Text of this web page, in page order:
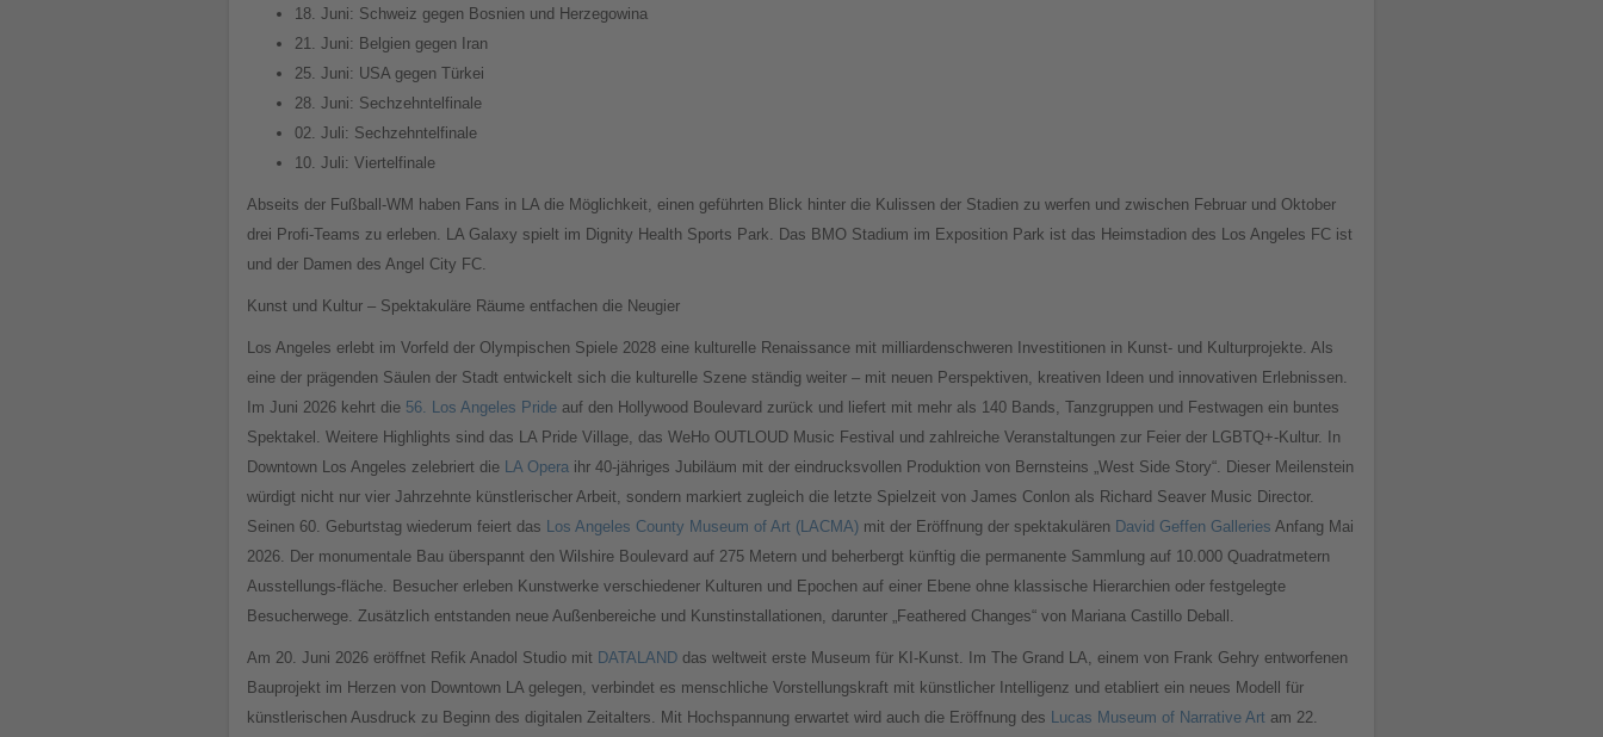
18. Juni: Schweiz gegen Bosnien und Herzegowina
21. Juni: Belgien gegen Iran
25. Juni: USA gegen Türkei
28. Juni: Sechzehntelfinale
02. Juli: Sechzehntelfinale
10. Juli: Viertelfinale
Abseits der Fußball-WM haben Fans in LA die Möglichkeit, einen geführten Blick hinter die Kulissen der Stadien zu werfen und zwischen Februar und Oktober
drei Profi-Teams zu erleben. LA Galaxy spielt im Dignity Health Sports Park. Das BMO Stadium im Exposition Park ist das Heimstadion des Los Angeles FC ist
und der Damen des Angel City FC.
Kunst und Kultur – Spektakuläre Räume entfachen die Neugier
Los Angeles erlebt im Vorfeld der Olympischen Spiele 2028 eine kulturelle Renaissance mit milliardenschweren Investitionen in Kunst- und Kulturprojekte. Als
eine der prägenden Säulen der Stadt entwickelt sich die kulturelle Szene ständig weiter – mit neuen Perspektiven, kreativen Ideen und innovativen Erlebnissen.
Im Juni 2026 kehrt die 56. Los Angeles Pride auf den Hollywood Boulevard zurück und liefert mit mehr als 140 Bands, Tanzgruppen und Festwagen ein buntes
Spektakel. Weitere Highlights sind das LA Pride Village, das WeHo OUTLOUD Music Festival und zahlreiche Veranstaltungen zur Feier der LGBTQ+-Kultur. In
Downtown Los Angeles zelebriert die LA Opera ihr 40-jähriges Jubiläum mit der eindrucksvollen Produktion von Bernsteins „West Side Story“. Dieser Meilenstein
würdigt nicht nur vier Jahrzehnte künstlerischer Arbeit, sondern markiert zugleich die letzte Spielzeit von James Conlon als Richard Seaver Music Director.
Seinen 60. Geburtstag wiederum feiert das Los Angeles County Museum of Art (LACMA) mit der Eröffnung der spektakulären David Geffen Galleries Anfang Mai
2026. Der monumentale Bau überspannt den Wilshire Boulevard auf 275 Metern und beherbergt künftig die permanente Sammlung auf 10.000 Quadratmetern
Ausstellungs-fläche. Besucher erleben Kunstwerke verschiedener Kulturen und Epochen auf einer Ebene ohne klassische Hierarchien oder festgelegte
Besucherwege. Zusätzlich entstanden neue Außenbereiche und Kunstinstallationen, darunter „Feathered Changes“ von Mariana Castillo Deball.
Am 20. Juni 2026 eröffnet Refik Anadol Studio mit DATALAND das weltweit erste Museum für KI-Kunst. Im The Grand LA, einem von Frank Gehry entworfenen
Bauprojekt im Herzen von Downtown LA gelegen, verbindet es menschliche Vorstellungskraft mit künstlicher Intelligenz und etabliert ein neues Modell für
künstlerischen Ausdruck zu Beginn des digitalen Zeitalters. Mit Hochspannung erwartet wird auch die Eröffnung des Lucas Museum of Narrative Art am 22.